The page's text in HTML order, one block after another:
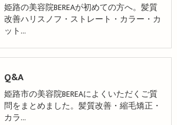
姫路の美容院BEREAが初めての方へ。髪質
改善ハリスノフ・ストレート・カラー・カ
ット…
Q&A
姫路市の美容院BEREAによくいただくご質
問をまとめました。髪質改善・縮毛矯正・
カラ…